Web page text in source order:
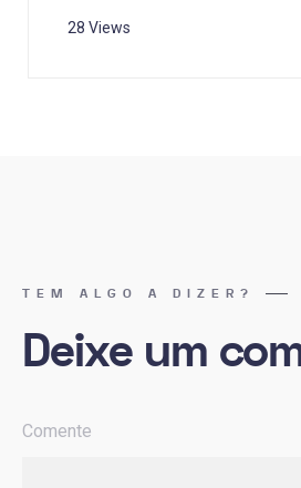
28 Views
TEM ALGO A DIZER?
Deixe um
Comente